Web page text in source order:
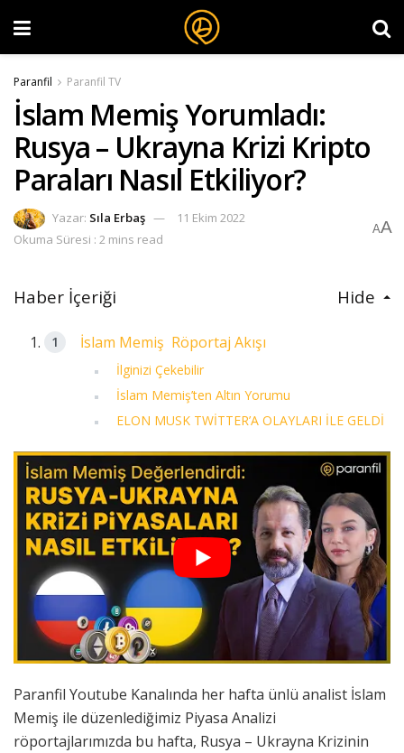
Paranfil Paranfil TV
İslam Memiş Yorumladı:
Rusya – Ukrayna Krizi Kripto
Paraları Nasıl Etkiliyor?
Yazar: Sıla Erbaş
11 Ekim 2022
Okuma Süresi : 2 mins read
AA
Haber İçeriği Hide
İslam Memiş Röportaj Akışı
İlginizi Çekebilir
İslam Memiş’ten Altın Yorumu
ELON MUSK TWİTTER’A OLAYLARI İLE GELDİ
Paranfil Youtube Kanalında her hafta ünlü analist İslam
Memiş ile düzenlediğimiz Piyasa Analizi
röportajlarımızda bu hafta, Rusya – Ukrayna Krizinin